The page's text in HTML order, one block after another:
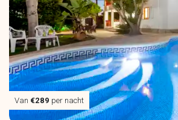
Van €289 per nacht